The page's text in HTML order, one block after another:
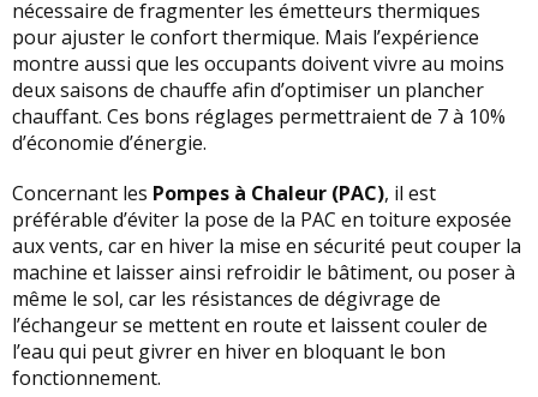
nécessaire de fragmenter les émetteurs thermiques
pour ajuster le confort thermique. Mais l’expérience
montre aussi que les occupants doivent vivre au moins
deux saisons de chauffe afin d’optimiser un plancher
chauffant. Ces bons réglages permettraient de 7 à 10%
d’économie d’énergie.
Concernant les Pompes à Chaleur (PAC), il est
préférable d’éviter la pose de la PAC en toiture exposée
aux vents, car en hiver la mise en sécurité peut couper la
machine et laisser ainsi refroidir le bâtiment, ou poser à
même le sol, car les résistances de dégivrage de
l’échangeur se mettent en route et laissent couler de
l’eau qui peut givrer en hiver en bloquant le bon
fonctionnement.